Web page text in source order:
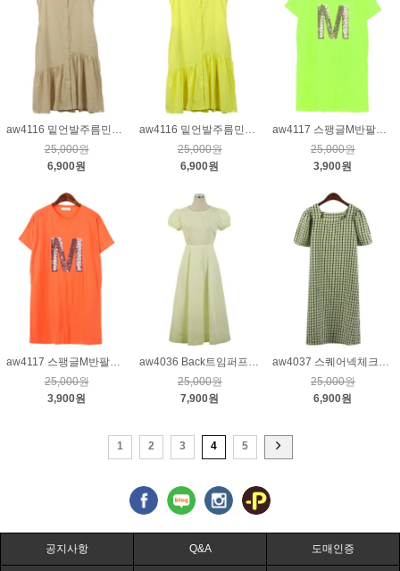
aw4116 밑언발주름민소매린넨원피스_베이지
25,000원
6,900원
aw4116 밑언발주름민소매린넨원피스_라임
25,000원
6,900원
aw4117 스팽글M반팔원피스_형광연두
25,000원
3,900원
aw4117 스팽글M반팔원피스_형광오렌지
25,000원
3,900원
aw4036 Back트임퍼프소매롱원피스_레몬
25,000원
7,900원
aw4037 스퀘어넥체크원피스_라임
25,000원
6,900원
1 2 3 4 5
공지사항 Q&A 도매인증